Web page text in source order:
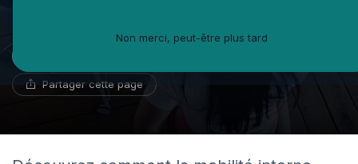
Partager cette page
Non merci, peut-être plus tard